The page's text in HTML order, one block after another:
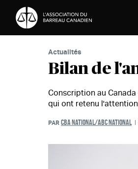
Passer au contenu
Actualités
Bilan de
Conscription au
qui ont retenu
PAR CBA NATIONAL/ABC NATIONAL